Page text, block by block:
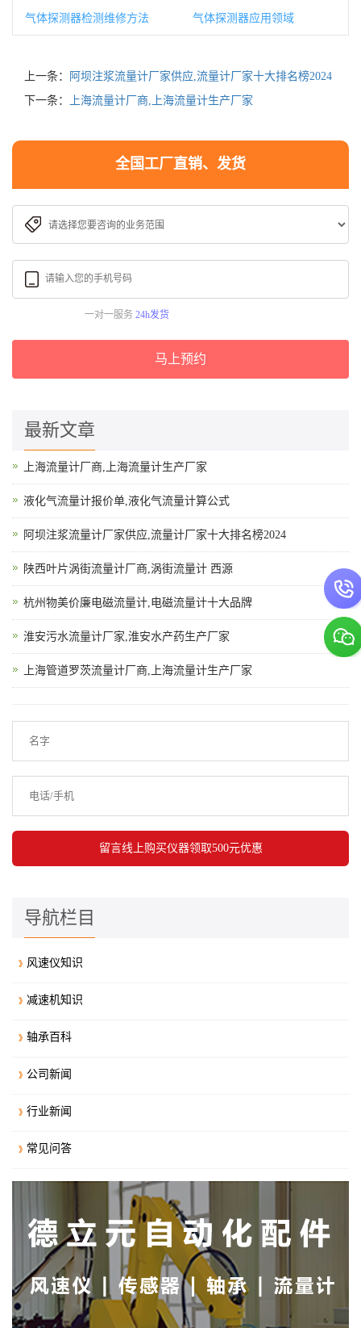
气体探测器检测维修方法 气体探测器应用领域
上一条：
阿坝注浆流量计厂家供应,流量计厂家十大排名榜2024
下一条：
上海流量计厂商,上海流量计生产厂家
全国工厂直销、发货
一对一服务 24h发货
马上预约
最新文章
上海流量计厂商,上海流量计生产厂家
液化气流量计报价单,液化气流量计算公式
阿坝注浆流量计厂家供应,流量计厂家十大排名榜2024
陕西叶片涡街流量计厂商,涡街流量计 西源
杭州物美价廉电磁流量计,电磁流量计十大品牌
淮安污水流量计厂家,淮安水产药生产厂家
上海管道罗茨流量计厂商,上海流量计生产厂家
导航栏目
风速仪知识
减速机知识
轴承百科
公司新闻
行业新闻
常见问答